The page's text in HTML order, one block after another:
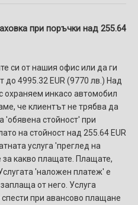
при поръчки над 255.64
си от нашия офис или да ги
до 4995.32 EUR (9770 лв.) Над
охраняем инкасо автомобил
че клиентът не трябва да
'обявена стойност' при
на стойност над 255.64 EUR
услуга 'преглед на
какво плащате. Плащате,
'наложен платеж' e
от него. Услуга
при авансово плащане